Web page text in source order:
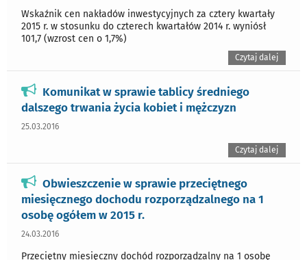
Wskaźnik cen nakładów inwestycyjnych za cztery kwartały
2015 r. w stosunku do czterech kwartałów 2014 r. wyniósł
101,7 (wzrost cen o 1,7%)
Czytaj dalej
Komunikat w sprawie tablicy średniego
dalszego trwania życia kobiet i mężczyzn
25.03.2016
Czytaj dalej
Obwieszczenie w sprawie przeciętnego
miesięcznego dochodu rozporządzalnego na 1
osobę ogółem w 2015 r.
24.03.2016
Przeciętny miesięczny dochód rozporządzalny na 1 osobę